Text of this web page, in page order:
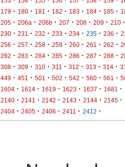
179 · 180 · 181 · 182 · 183 · 184 · 185 ·
205 · 206a · 206b · 207 · 208 · 209 · 210 ·
230 · 231 · 232 · 233 · 234 · 235 · 236 ·
256 · 257 · 258 · 259 · 260 · 261 · 262 ·
282 · 283 · 284 · 285 · 286 · 287 · 288 ·
308 · 309 · 310 · 311 · 312 · 313 · 314 ·
449 · 451 · 501 · 502 · 542 · 560 · 561 ·
1604 · 1614 · 1619 · 1623 · 1637 · 1681 ·
2140 · 2141 · 2142 · 2143 · 2144 · 2145 ·
2404 · 2405 · 2406 · 2411 · 2412 ·